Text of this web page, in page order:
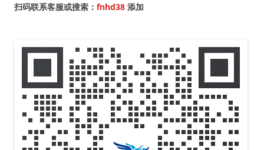
扫码联系客服或搜索： fnhd38 添加